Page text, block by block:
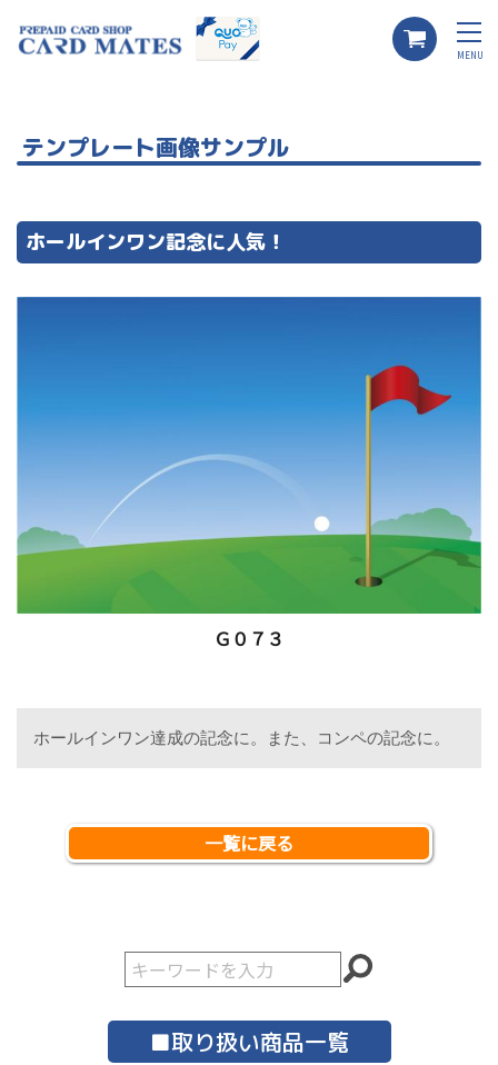
MENU
テンプレート画像サンプル
ホールインワン記念に人気！
Ｇ０７３
ホールインワン達成の記念に。また、コンペの記念に。
一覧に戻る
■取り扱い商品一覧